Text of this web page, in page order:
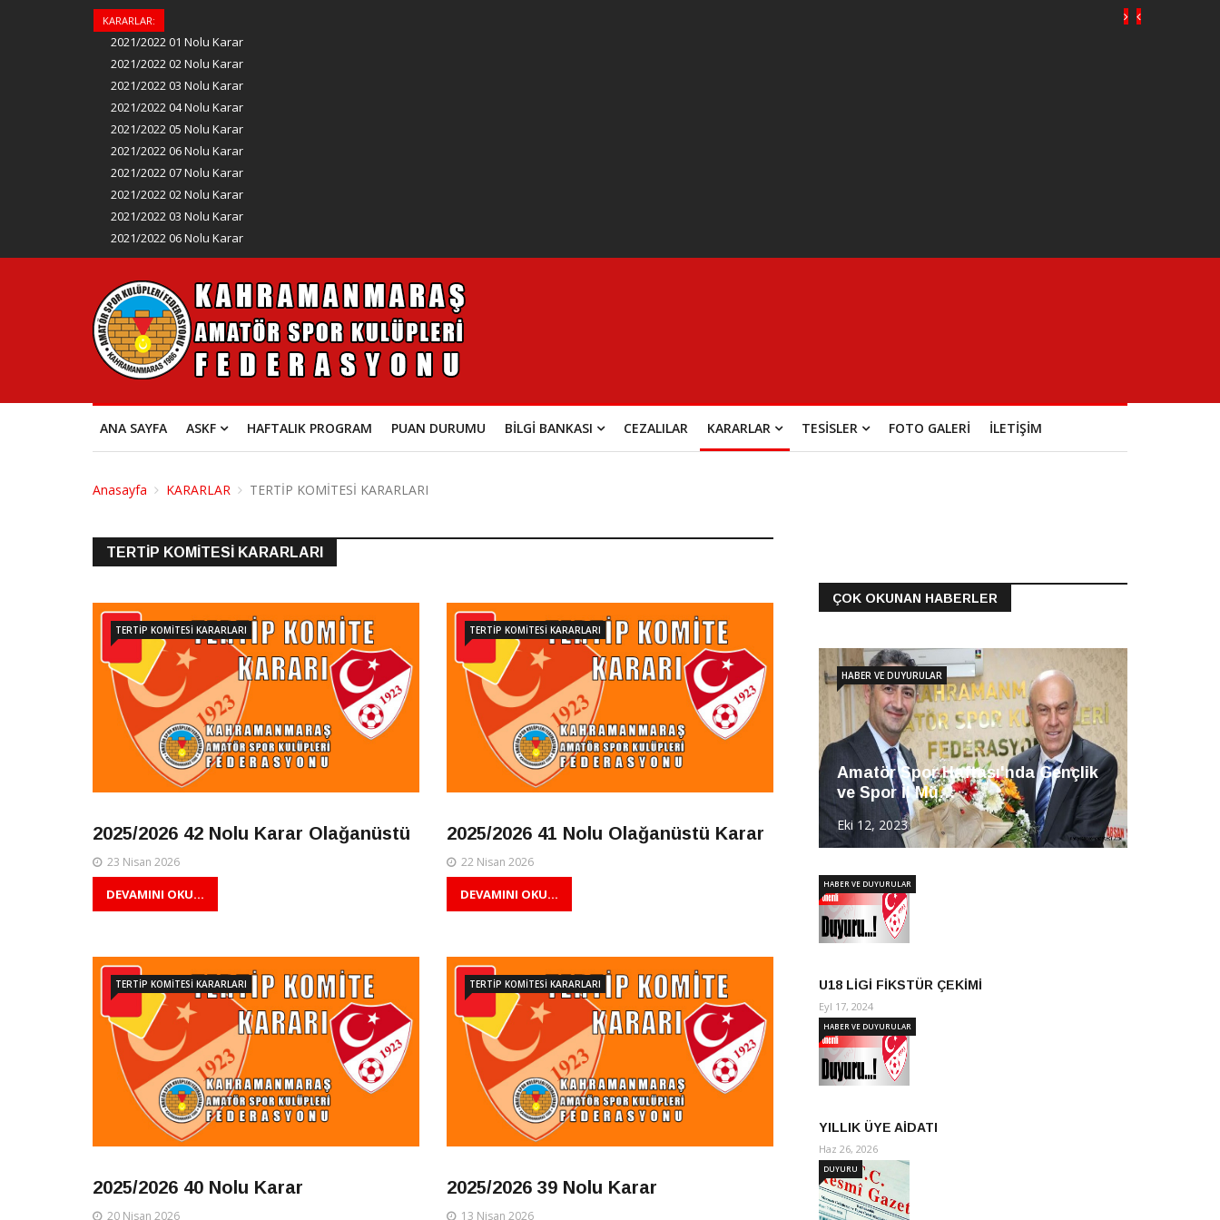
KARARLAR:
2021/2022 01 Nolu Karar
2021/2022 02 Nolu Karar
2021/2022 03 Nolu Karar
2021/2022 04 Nolu Karar
2021/2022 05 Nolu Karar
2021/2022 06 Nolu Karar
2021/2022 07 Nolu Karar
2021/2022 02 Nolu Karar
2021/2022 03 Nolu Karar
2021/2022 06 Nolu Karar
ANA SAYFA ASKF HAFTALIK PROGRAM PUAN DURUMU BİLGİ BANKASI CEZALILAR KARARLAR TESİSLER FOTO GALERİ İLETİŞİM
Anasayfa KARARLAR TERTİP KOMİTESİ KARARLARI
TERTİP KOMİTESİ KARARLARI
2025/2026 42 Nolu Karar Olağanüstü
TERTİP KOMİTESİ KARARLARI
23 Nisan 2026
DEVAMINI OKU...
2025/2026 41 Nolu Olağanüstü Karar
TERTİP KOMİTESİ KARARLARI
22 Nisan 2026
DEVAMINI OKU...
2025/2026 40 Nolu Karar
TERTİP KOMİTESİ KARARLARI
20 Nisan 2026
2025/2026 39 Nolu Karar
TERTİP KOMİTESİ KARARLARI
13 Nisan 2026
ÇOK OKUNAN HABERLER
Amatör Spor Haftası'nda Gençlik
ve Spor İl Mü…
Eki 12, 2023
HABER VE DUYURULAR
U18 LİGİ FİKSTÜR ÇEKİMİ
HABER VE DUYURULAR
Eyl 17, 2024
YILLIK ÜYE AİDATI
HABER VE DUYURULAR
Haz 26, 2026
DUYURU